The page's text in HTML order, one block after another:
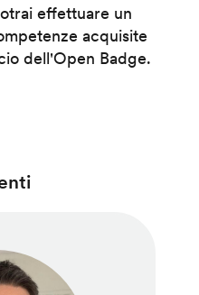
effettuare un
acquisite
dell'Open Badge.